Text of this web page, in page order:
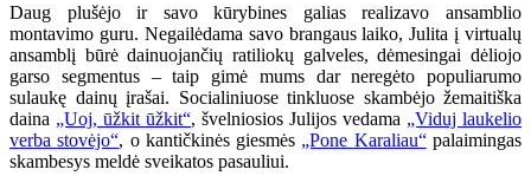
Daug plušėjo ir savo kūrybines galias realizavo ansamblio
montavimo guru. Negailėdama savo brangaus laiko, Julita į virtualų
ansamblį būrė dainuojančių ratiliokų galveles, dėmesingai dėliojo
garso segmentus – taip gimė mums dar neregėto populiarumo
sulaukę dainų įrašai. Socialiniuose tinkluose skambėjo žemaitiška
daina „Uoj, ūžkit ūžkit“, švelniosios Julijos vedama „Viduj laukelio
verba stovėjo“, o kantičkinės giesmės „Pone Karaliau“palaimingas
skambesys meldė sveikatos pasauliui.